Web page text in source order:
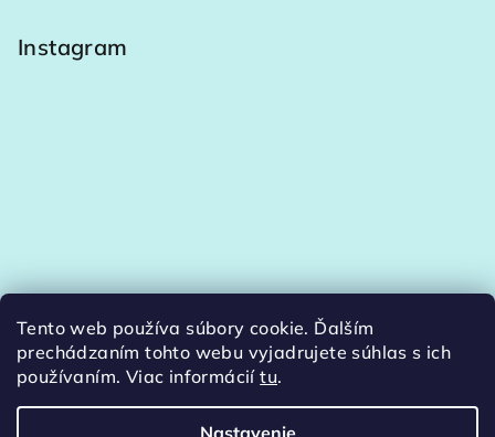
Tento web používa súbory cookie. Ďalším
prechádzaním tohto webu vyjadrujete súhlas s ich
používaním. Viac informáciítu.
Nastavenie
Instagram
Sledovať na Instagrame